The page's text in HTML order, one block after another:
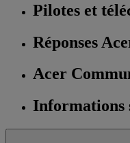
Pilotes et
Réponses
Acer
Informations